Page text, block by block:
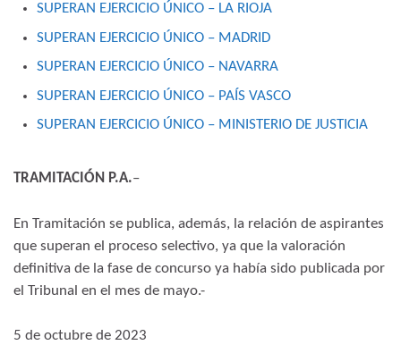
SUPERAN EJERCICIO ÚNICO – LA RIOJA
SUPERAN EJERCICIO ÚNICO – MADRID
SUPERAN EJERCICIO ÚNICO – NAVARRA
SUPERAN EJERCICIO ÚNICO – PAÍS VASCO
SUPERAN EJERCICIO ÚNICO – MINISTERIO DE JUSTICIA
TRAMITACIÓN P.A.–
En Tramitación se publica, además, la relación de aspirantes
que superan el proceso selectivo, ya que la valoración
definitiva de la fase de concurso ya había sido publicada por
el Tribunal en el mes de mayo.-
5 de octubre de 2023